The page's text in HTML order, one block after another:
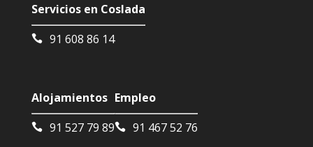
Servicios en Coslada
91 608 86 14
Alojamientos
91 527 79 89
Empleo
91 467 52 76